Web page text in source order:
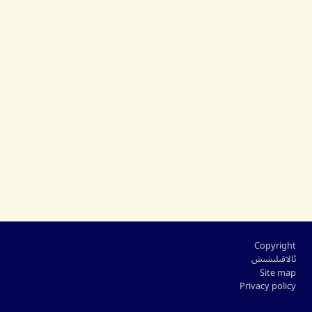
Copyright
ئالاقىلىشىش
Site map
Privacy policy